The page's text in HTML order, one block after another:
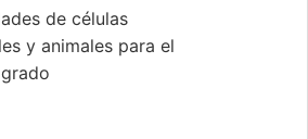
de células
y animales para el